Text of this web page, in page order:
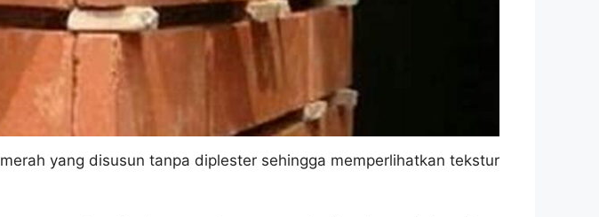
yang disusun tanpa diplester sehingga memperlihatkan tekstur